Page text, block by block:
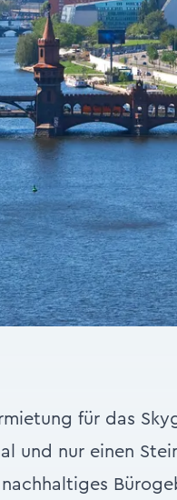
für das
und nur einen